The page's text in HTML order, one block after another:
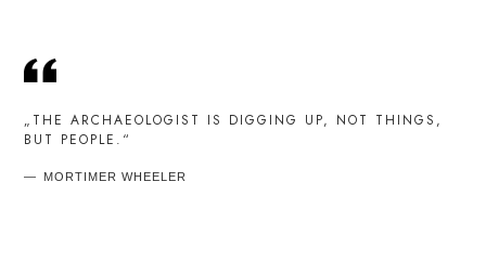
„THE ARCHAEOLOGIST IS DIGGING UP, NOT THINGS,
BUT PEOPLE.“
MORTIMER WHEELER